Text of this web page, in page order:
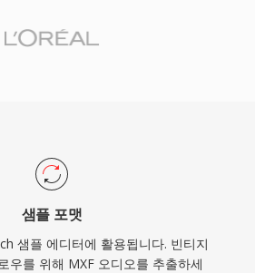
샘플 포맷
샘플 에디터에 활용됩니다. 빈티지
우를 위해 MXF 오디오를 추출하세